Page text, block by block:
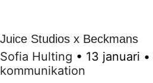
Juice Studios x Beckmans
Sofia Hulting • 13 januari •
kommunikation